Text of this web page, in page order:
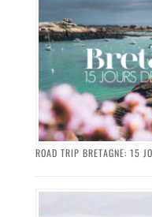
ROAD TRIP BRETAGNE: 15